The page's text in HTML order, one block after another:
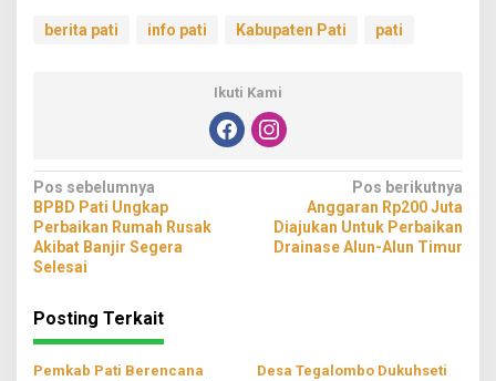
berita pati info pati Kabupaten Pati pati
Ikuti Kami
Navigasi
pos
Pos sebelumnya
BPBD Pati Ungkap
Perbaikan Rumah Rusak
Akibat Banjir Segera
Selesai
Pos berikutnya
Anggaran Rp200 Juta
Diajukan Untuk Perbaikan
Drainase Alun-Alun Timur
Posting Terkait
Pemkab Pati Berencana
Desa Tegalombo Dukuhseti